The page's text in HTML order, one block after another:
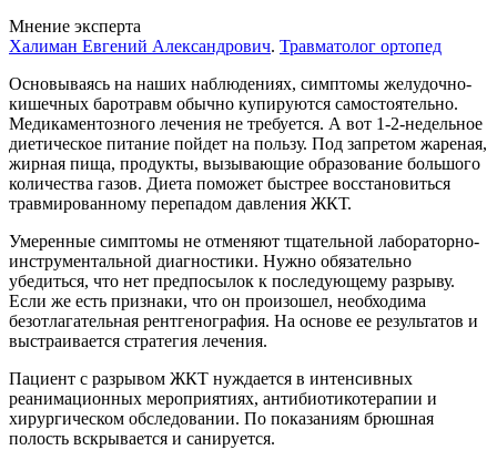
Мнение эксперта
Халиман Евгений Александрович. Травматолог ортопед
Основываясь на наших наблюдениях, симптомы желудочно-
кишечных баротравм обычно купируются самостоятельно.
Медикаментозного лечения не требуется. А вот 1-2-недельное
диетическое питание пойдет на пользу. Под запретом жареная,
жирная пища, продукты, вызывающие образование большого
количества газов. Диета поможет быстрее восстановиться
травмированному перепадом давления ЖКТ.
Умеренные симптомы не отменяют тщательной лабораторно-
инструментальной диагностики. Нужно обязательно
убедиться, что нет предпосылок к последующему разрыву.
Если же есть признаки, что он произошел, необходима
безотлагательная рентгенография. На основе ее результатов и
выстраивается стратегия лечения.
Пациент с разрывом ЖКТ нуждается в интенсивных
реанимационных мероприятиях, антибиотикотерапии и
хирургическом обследовании. По показаниям брюшная
полость вскрывается и санируется.